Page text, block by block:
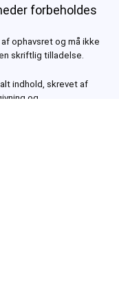
forbeholdes
ophavsret og må ikke
skriftlig tilladelse.
indhold, skrevet af
og